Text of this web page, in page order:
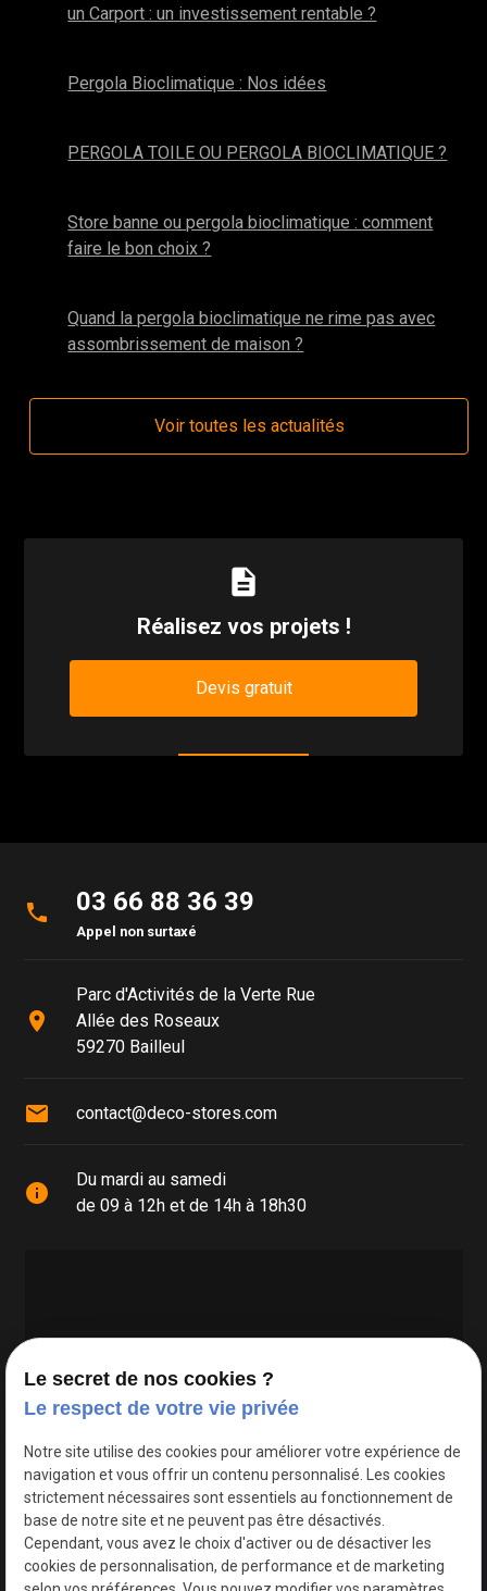
un Carport : un investissement rentable ?
Pergola Bioclimatique : Nos idées
PERGOLA TOILE OU PERGOLA BIOCLIMATIQUE ?
Store banne ou pergola bioclimatique : comment
faire le bon choix ?
Quand la pergola bioclimatique ne rime pas avec
assombrissement de maison ?
Voir toutes les actualités
description
Réalisez vos projets !
Devis gratuit
phone 03 66 88 36 39
Appel non surtaxé
place
Parc d'Activités de la Verte Rue
Allée des Roseaux
59270 Bailleul
mail contact@deco-stores.com
info
Du mardi au samedi
de 09 à 12h et de 14h à 18h30
Google Maps Search API est désactivé.
Le secret de nos cookies ?
Le respect de votre vie privée
Notre site utilise des cookies pour améliorer votre expérience de
navigation et vous offrir un contenu personnalisé. Les cookies
strictement nécessaires sont essentiels au fonctionnement de
base de notre site et ne peuvent pas être désactivés.
Cependant, vous avez le choix d'activer ou de désactiver les
cookies de personnalisation, de performance et de marketing